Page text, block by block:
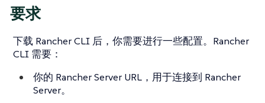
要求
下载 Rancher CLI 后，你需要进行一些配置。Rancher
CLI 需要：
你的 Rancher Server URL，用于连接到 Rancher
Server。